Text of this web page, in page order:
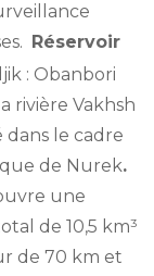
Réservoir
: Obanbori
rivière Vakhsh
dans le cadre
de Nurek.
une
de 10,5 km³
de 70 km et